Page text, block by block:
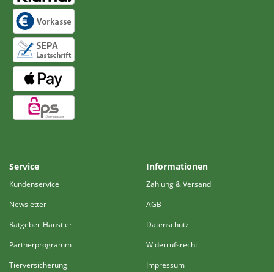
Service
Kundenservice
Newsletter
Ratgeber-Haustier
Partnerprogramm
Tierversicherung
Informationen
Zahlung & Versand
AGB
Datenschutz
Widerrufsrecht
Impressum